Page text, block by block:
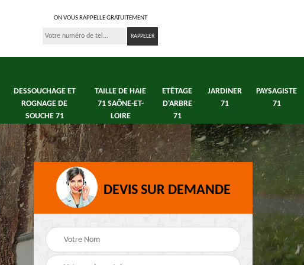
ON VOUS RAPPELLE GRATUITEMENT
DESSOUCHAGE ET
ROGNAGE DE
SOUCHE 71
TAILLE DE HAIE
71 SAÔNE-ET-
LOIRE
ETÊTAGE
D'ARBRE
71
JARDINER
71
PAYSAGISTE
71
71
et-Loire
Elagage arbre fruitier
71
DEVIS SUR DEMANDE